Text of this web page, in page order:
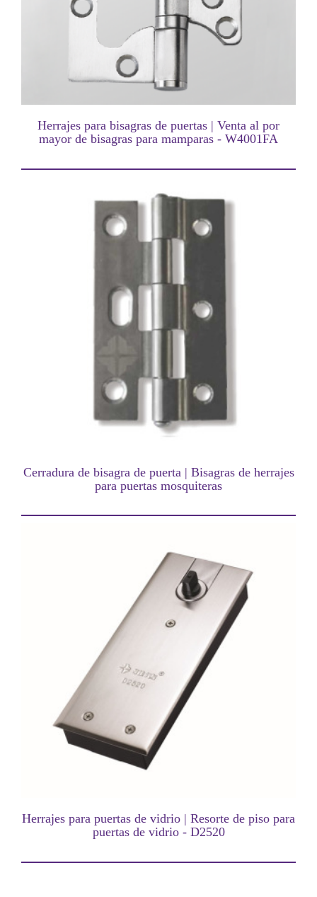
Herrajes para bisagras de puertas | Venta al por
mayor de bisagras para mamparas - W4001FA
Cerradura de bisagra de puerta | Bisagras de herrajes
para puertas mosquiteras
Herrajes para puertas de vidrio | Resorte de piso para
puertas de vidrio - D2520